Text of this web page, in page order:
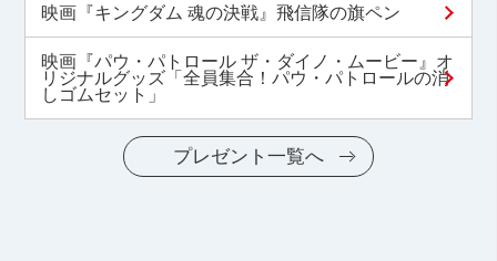
映画『キングダム 魂の決戦』飛信隊の旗ペン
映画『パウ・パトロール ザ・ダイノ・ムービー』オ
リジナルグッズ「全員集合！パウ・パトロールの消
しゴムセット」
プレゼント一覧へ